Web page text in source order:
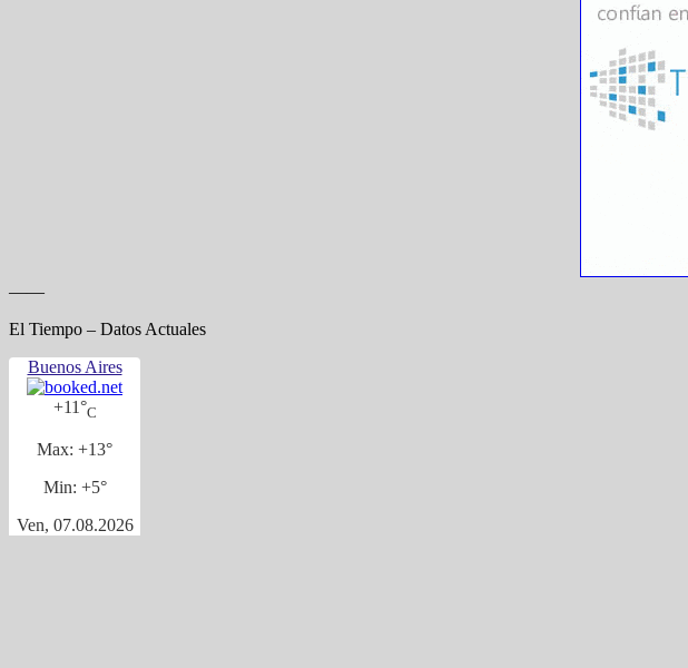
——
El Tiempo – Datos Actuales
Buenos Aires
+11°C
Max: +13°
Min: +5°
Ven, 07.08.2026